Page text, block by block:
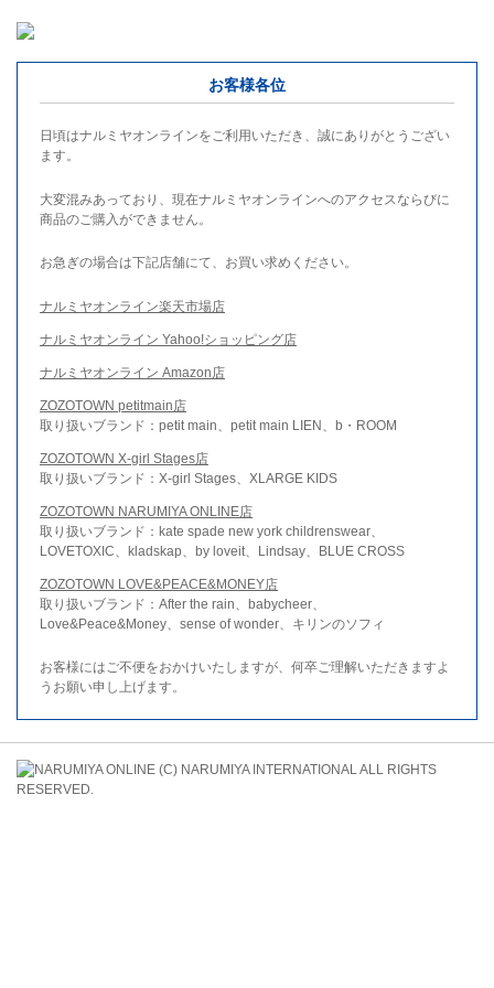
お客様各位
日頃はナルミヤオンラインをご利用いただき、誠にありがとうござい
ます。
大変混みあっており、現在ナルミヤオンラインへのアクセスならびに
商品のご購入ができません。
お急ぎの場合は下記店舗にて、お買い求めください。
ナルミヤオンライン楽天市場店
ナルミヤオンライン Yahoo!ショッピング店
ナルミヤオンライン Amazon店
ZOZOTOWN petitmain店
取り扱いブランド：petit main、petit main LIEN、b・ROOM
ZOZOTOWN X-girl Stages店
取り扱いブランド：X-girl Stages、XLARGE KIDS
ZOZOTOWN NARUMIYA ONLINE店
取り扱いブランド：kate spade new york childrenswear、
LOVETOXIC、kladskap、by loveit、Lindsay、BLUE CROSS
ZOZOTOWN LOVE&PEACE&MONEY店
取り扱いブランド：After the rain、babycheer、
Love&Peace&Money、sense of wonder、キリンのソフィ
お客様にはご不便をおかけいたしますが、何卒ご理解いただきますよ
うお願い申し上げます。